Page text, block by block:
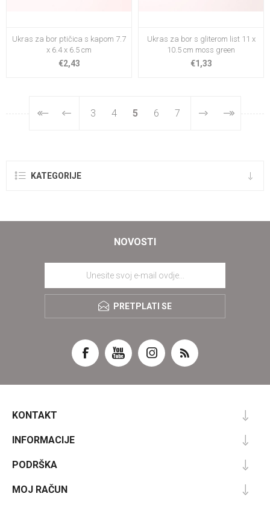
Ukras za bor ptičica s kapom 7.7
x 6.4 x 6.5 cm
€2,43
Ukras za bor s gliterom list 11 x
10.5 cm moss green
€1,33
3 4 5 6 7
KATEGORIJE
NOVOSTI
PRETPLATI SE
KONTAKT
INFORMACIJE
PODRŠKA
MOJ RAČUN